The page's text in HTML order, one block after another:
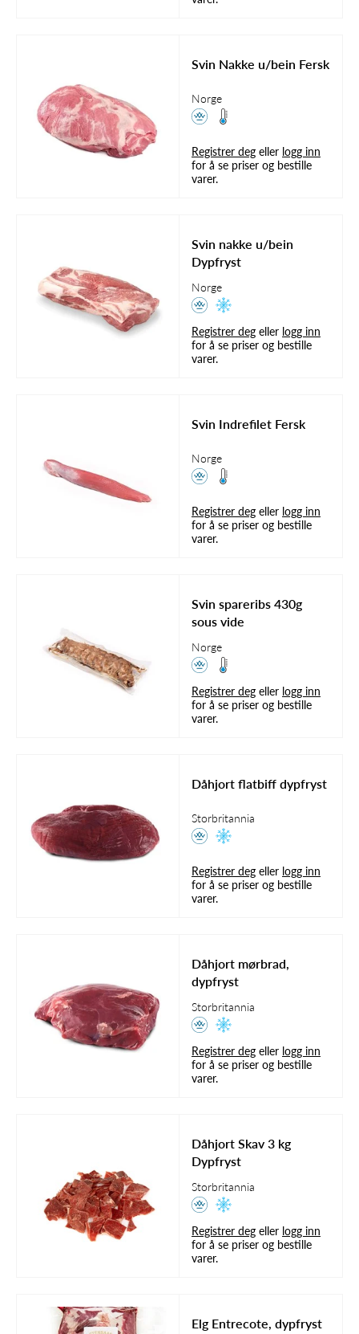
Svin Nakke u/bein Fersk
Norge
Registrer deg eller logg inn
for å se priser og bestille
varer.
Svin nakke u/bein
Dypfryst
Norge
Registrer deg eller logg inn
for å se priser og bestille
varer.
Svin Indrefilet Fersk
Norge
Registrer deg eller logg inn
for å se priser og bestille
varer.
Svin spareribs 430g
sous vide
Norge
Registrer deg eller logg inn
for å se priser og bestille
varer.
Dåhjort flatbiff dypfryst
Storbritannia
Registrer deg eller logg inn
for å se priser og bestille
varer.
Dåhjort mørbrad,
dypfryst
Storbritannia
Registrer deg eller logg inn
for å se priser og bestille
varer.
Dåhjort Skav 3 kg
Dypfryst
Storbritannia
Registrer deg eller logg inn
for å se priser og bestille
varer.
Elg Entrecote, dypfryst